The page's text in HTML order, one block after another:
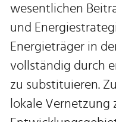
wesentlichen
und
Energieträger in
vollständig durch
zu substituieren.
lokale Vernetzung